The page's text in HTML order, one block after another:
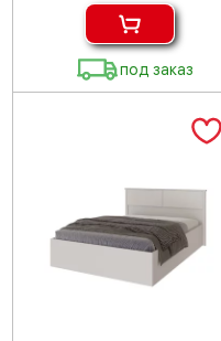
под заказ